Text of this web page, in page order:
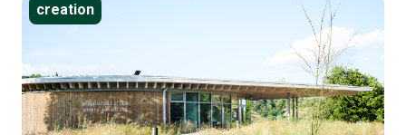
creation